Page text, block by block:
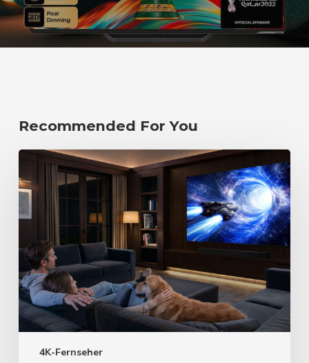
Recommended For You
4K-Fernseher